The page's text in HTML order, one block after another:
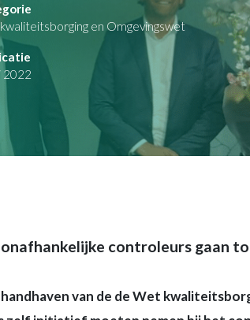
en Omgevingswet
2022
controleurs gaan
van de de Wet